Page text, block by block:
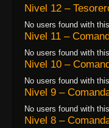
Nivel 12 –
No users found with
Nivel 11 –
No users found with
Nivel 10 –
No users found with
Nivel 9 –
No users found with
Nivel 8 –